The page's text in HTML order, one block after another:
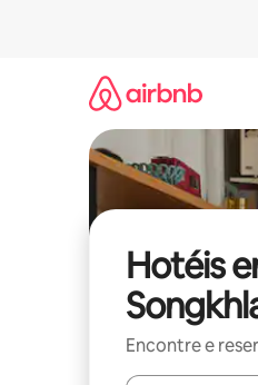
Hotéis
Encontre e